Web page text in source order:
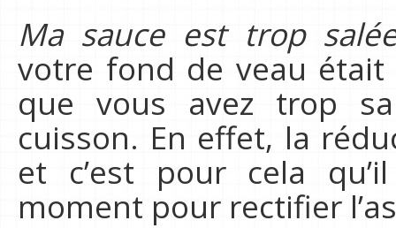
Ma sauce est trop
votre fond de veau
que vous avez trop
cuisson. En effet, la
et c’est pour cela
moment pour rectifier